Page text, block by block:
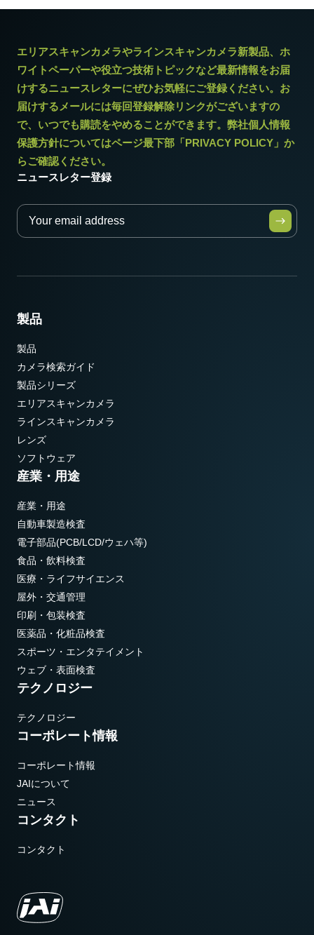
エリアスキャンカメラやラインスキャンカメラ新製品、ホ
ワイトペーパーや役立つ技術トピックなど最新情報をお届
けするニュースレターにぜひお気軽にご登録ください。お
届けするメールには毎回登録解除リンクがございますの
で、いつでも購読をやめることができます。弊社個人情報
保護方針についてはページ最下部「PRIVACY POLICY」か
らご確認ください。
ニュースレター登録
製品
製品
カメラ検索ガイド
製品シリーズ
エリアスキャンカメラ
ラインスキャンカメラ
レンズ
ソフトウェア
産業・用途
産業・用途
自動車製造検査
電子部品(PCB/LCD/ウェハ等)
食品・飲料検査
医療・ライフサイエンス
屋外・交通管理
印刷・包装検査
医薬品・化粧品検査
スポーツ・エンタテイメント
ウェブ・表面検査
テクノロジー
テクノロジー
コーポレート情報
コーポレート情報
JAIについて
ニュース
コンタクト
コンタクト